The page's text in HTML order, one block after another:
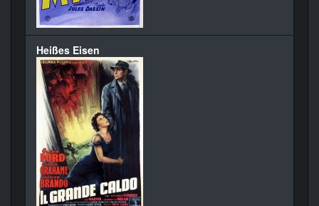
Heißes Eisen